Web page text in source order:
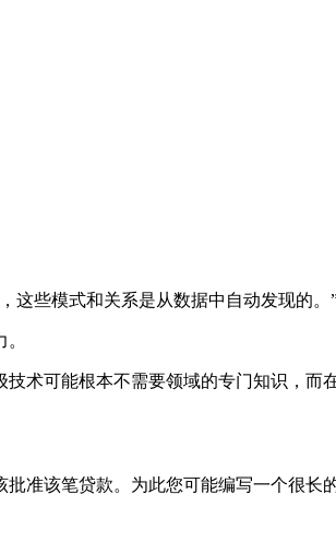
这些模式和关系是从数据中自动发现的。
技术可能根本不需要领域的专门知识，而
准该笔贷款。为此您可能编写一个很长